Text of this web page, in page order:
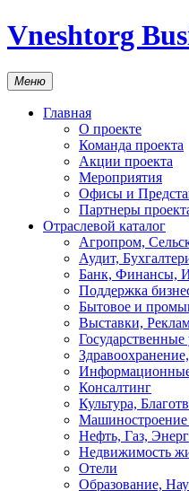
Vneshtorg
Меню
Главная
О проекте
Команда проекта
Акции проекта
Мероприятия
Офисы и
Партнеры
Отраслевой каталог
Агропром,
Аудит,
Банк, Финансы,
Поддержка
Бытовое и
Выставки,
Консалтинг
Культура,
Машиностроение
Нефть, Газ,
Недвижимость
Отели
Образование,